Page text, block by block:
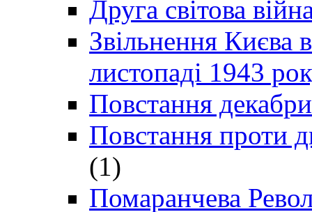
Друга світова
Звільнення Києва
листопаді 1943
Повстання
Повстання проти
(1)
Помаранчева